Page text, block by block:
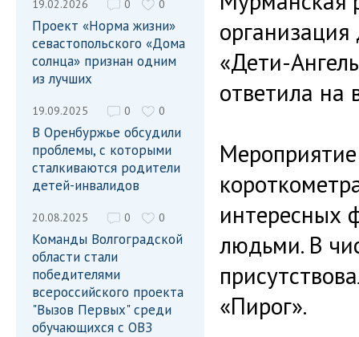
19.02.2026 0 0
Проект «Норма жизни»
севастопольского «Дома
солнца» признан одним
из лучших
19.09.2025 0 0
В Оренбуржье обсудили
проблемы, с которыми
сталкиваются родители
детей-инвалидов
20.08.2025 0 0
Команды Волгоградской
области стали
победителями
всероссийского проекта
"Вызов Первых" среди
обучающихся с ОВЗ
«Дети-
ответила на
интересных
людьми. В
«Пирог».